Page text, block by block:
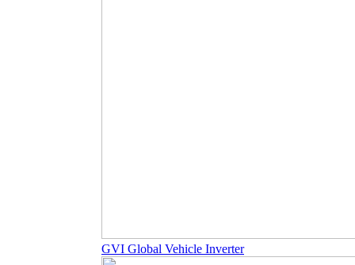
GVI Global Vehicle Inverter